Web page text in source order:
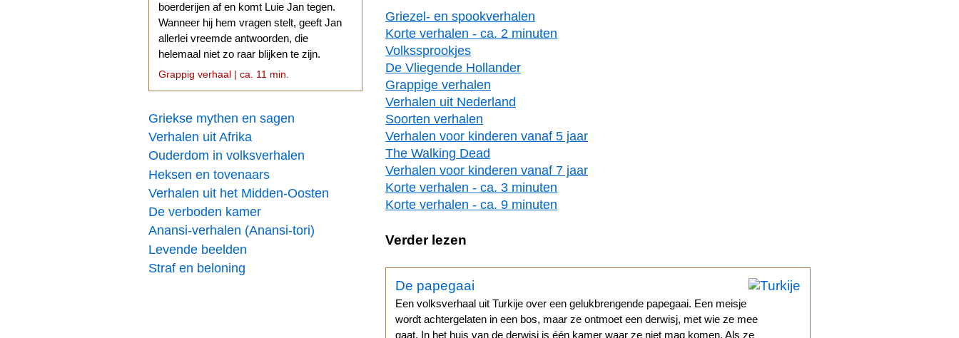
boerderijen af en komt Luie Jan tegen.
Wanneer hij hem vragen stelt, geeft Jan
allerlei vreemde antwoorden, die
helemaal niet zo raar blijken te zijn.
Grappig verhaal | ca. 11 min.
Griekse mythen en sagen
Verhalen uit Afrika
Ouderdom in volksverhalen
Heksen en tovenaars
Verhalen uit het Midden-Oosten
De verboden kamer
Anansi-verhalen (Anansi-tori)
Levende beelden
Straf en beloning
Griezel- en spookverhalen
Korte verhalen - ca. 2 minuten
Volkssprookjes
De Vliegende Hollander
Grappige verhalen
Verhalen uit Nederland
Soorten verhalen
Verhalen voor kinderen vanaf 5 jaar
The Walking Dead
Verhalen voor kinderen vanaf 7 jaar
Korte verhalen - ca. 3 minuten
Korte verhalen - ca. 9 minuten
Verder lezen
De papegaai
Een volksverhaal uit Turkije over een gelukbrengende papegaai. Een meisje
wordt achtergelaten in een bos, maar ze ontmoet een derwisj, met wie ze mee
gaat. In het huis van de derwisj is één kamer waar ze niet mag komen. Als ze